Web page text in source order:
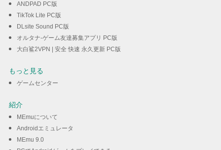
ANDPAD PC版
TikTok Lite PC版
DLsite Sound PC版
オルタナ-ゲーム友達募集アプリ PC版
大白鲨2VPN | 安全 快速 永久更新 PC版
もっと見る
ゲームセンター
紹介
MEmuについて
Androidエミュレータ
MEmu 9.0